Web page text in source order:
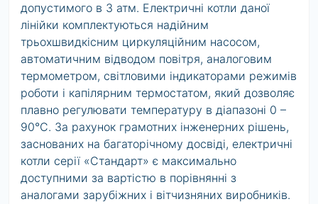
допустимого в 3 атм. Електричні котли даної
лінійки комплектуються надійним
трьохшвидкісним циркуляційним насосом,
автоматичним відводом повітря, аналоговим
термометром, світловими індикаторами режимів
роботи і капілярним термостатом, який дозволяє
плавно регулювати температуру в діапазоні 0 –
90°С. За рахунок грамотних інженерних рішень,
заснованих на багаторічному досвіді, електричні
котли серії «Стандарт» є максимально
доступними за вартістю в порівнянні з
аналогами зарубіжних і вітчизняних виробників.